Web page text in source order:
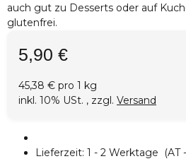
auch gut zu Desserts oder auf
glutenfrei.
5,90 €
45,38 € pro 1 kg
inkl. 10% USt. , zzgl. Versand
Lieferzeit: 1 - 2 Werktage (AT